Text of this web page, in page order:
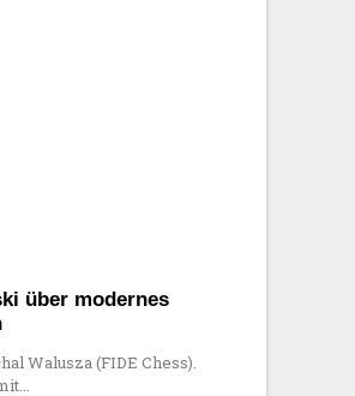
über modernes
Walusza (FIDE Chess).